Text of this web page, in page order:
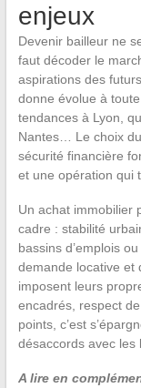
enjeux
Devenir bailleur ne
faut décoder le
aspirations des
donne évolue à
tendances à Lyon,
Nantes… Le choix
sécurité financière
et une opération qui
Un achat immobilier
cadre : stabilité
bassins d’emplois
demande locative et
imposent leurs
encadrés, respect
points, c’est
désaccords avec les
A lire en